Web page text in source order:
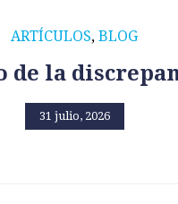
ARTÍCULOS, BLOG
de la
31 julio, 2026